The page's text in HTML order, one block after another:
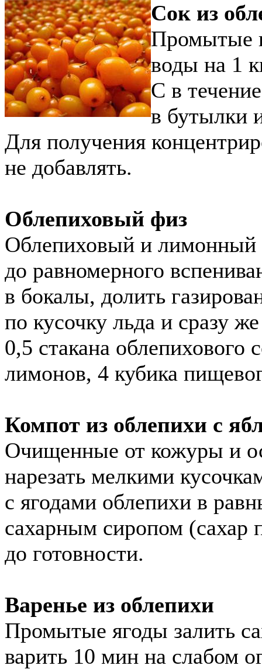
Сок из
Промытые
воды на 1
С в
в бутылки
Для получения
не добавлять.
Облепиховый физ
Облепиховый и лимонный
до равномерного
в бокалы, долить
по кусочку льда и сразу
0,5 стакана облепихового
лимонов, 4 кубика
Компот из облепихи с
Очищенные от кожуры и
нарезать мелкими
с ягодами облепихи в
сахарным сиропом (сахар
до готовности.
Варенье из облепихи
Промытые ягоды залить
варить 10 мин на слабом